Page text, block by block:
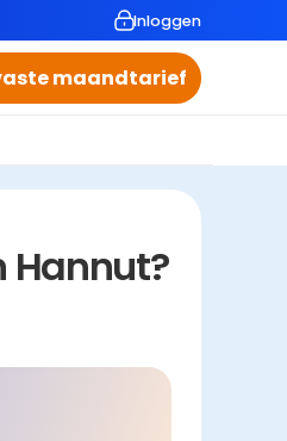
Inloggen
maandtarief
Hannut?